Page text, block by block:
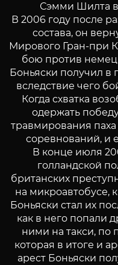
Сэмми Шилта
В 2006 году после
состава, он
Мирового Гран-при
бою против
Боньяски получил в
вследствие чего
Когда схватка
одержать
травмирования
соревнований, и
В конце июля
голландской
британских
на микроавтобусе,
Боньяски стал их
как в него попали
ними на такси, по
которая в итоге и
арест Боньяски